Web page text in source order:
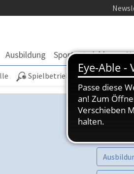
Ausbildung Sportentwicklung
Spielbetrieb | TORP